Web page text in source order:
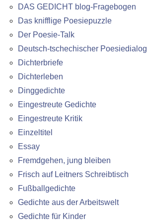
DAS GEDICHT blog-Fragebogen
Das knifflige Poesiepuzzle
Der Poesie-Talk
Deutsch-tschechischer Poesiedialog
Dichterbriefe
Dichterleben
Dinggedichte
Eingestreute Gedichte
Eingestreute Kritik
Einzeltitel
Essay
Fremdgehen, jung bleiben
Frisch auf Leitners Schreibtisch
Fußballgedichte
Gedichte aus der Arbeitswelt
Gedichte für Kinder